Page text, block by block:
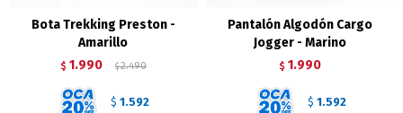
Bota Trekking Preston -
Amarillo
$ 1.990 $ 2.490
$ 1.592
Pantalón Algodón Cargo
Jogger - Marino
$ 1.990
$ 1.592